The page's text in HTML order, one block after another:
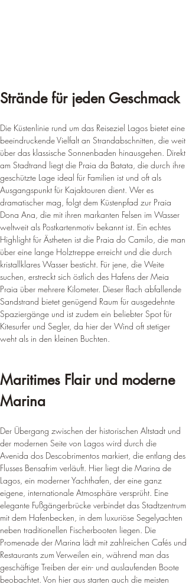
Strände für jeden Geschmack
Die Küstenlinie rund um das Reiseziel Lagos bietet eine
beeindruckende Vielfalt an Strandabschnitten, die weit
über das klassische Sonnenbaden hinausgehen. Direkt
am Stadtrand liegt die Praia da Batata, die durch ihre
geschützte Lage ideal für Familien ist und oft als
Ausgangspunkt für Kajaktouren dient. Wer es
dramatischer mag, folgt dem Küstenpfad zur Praia
Dona Ana, die mit ihren markanten Felsen im Wasser
weltweit als Postkartenmotiv bekannt ist. Ein echtes
Highlight für Ästheten ist die Praia do Camilo, die man
über eine lange Holztreppe erreicht und die durch
kristallklares Wasser besticht. Für jene, die Weite
suchen, erstreckt sich östlich des Hafens der Meia
Praia über mehrere Kilometer. Dieser flach abfallende
Sandstrand bietet genügend Raum für ausgedehnte
Spaziergänge und ist zudem ein beliebter Spot für
Kitesurfer und Segler, da hier der Wind oft stetiger
weht als in den kleinen Buchten.
Maritimes Flair und moderne
Marina
Der Übergang zwischen der historischen Altstadt und
der modernen Seite von Lagos wird durch die
Avenida dos Descobrimentos markiert, die entlang des
Flusses Bensafrim verläuft. Hier liegt die Marina de
Lagos, ein moderner Yachthafen, der eine ganz
eigene, internationale Atmosphäre versprüht. Eine
elegante Fußgängerbrücke verbindet das Stadtzentrum
mit dem Hafenbecken, in dem luxuriöse Segelyachten
neben traditionellen Fischerbooten liegen. Die
Promenade der Marina lädt mit zahlreichen Cafés und
Restaurants zum Verweilen ein, während man das
geschäftige Treiben der ein- und auslaufenden Boote
beobachtet. Von hier aus starten auch die meisten